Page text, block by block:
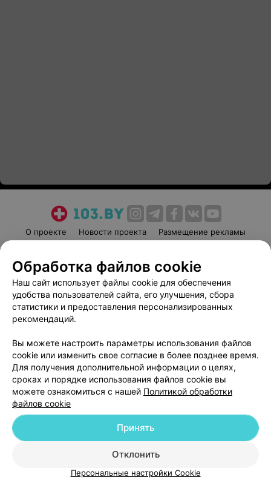
О проекте Новости проекта
Размещение рекламы
Пользовательское соглашение
Способы оплаты
Вакансии
Партнеры
Написать руководителю 103.by
Обработка персональных данных
© 2026 ООО «Артокс Лаб», УНП 191700409
| 220012, Республика Беларусь,
Служба поддержки +375 291212755
Обработка файлов cookie
Наш сайт использует файлы cookie для обеспечения
удобства пользователей сайта, его улучшения, сбора
статистики и предоставления персонализированных
рекомендаций.
Вы можете настроить параметры использования файлов
cookie или изменить свое согласие в более позднее время.
Для получения дополнительной информации о целях,
сроках и порядке использования файлов cookie вы
можете ознакомиться с нашей Политикой обработки
файлов cookie
Отклонить
Принять
Персональные настройки Cookie